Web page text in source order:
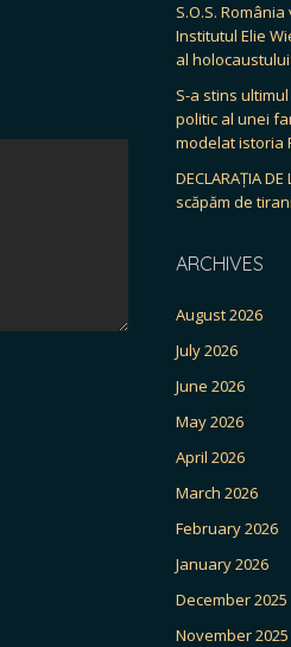
S.O.S.
Institutul Elie
al
S-a stins
politic al unei
modelat istoria
DECLARAȚIA DE
scăpăm de
ARCHIVES
August 2026
July 2026
June 2026
May 2026
April 2026
March 2026
February 2026
January 2026
December 2025
November 2025